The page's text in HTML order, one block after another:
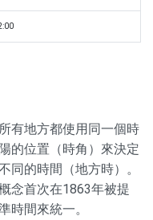
有地方都使用同一個時
的位置（時角）來決定
同的時間（地方時）。
念首次在1863年被提
時間來統一。